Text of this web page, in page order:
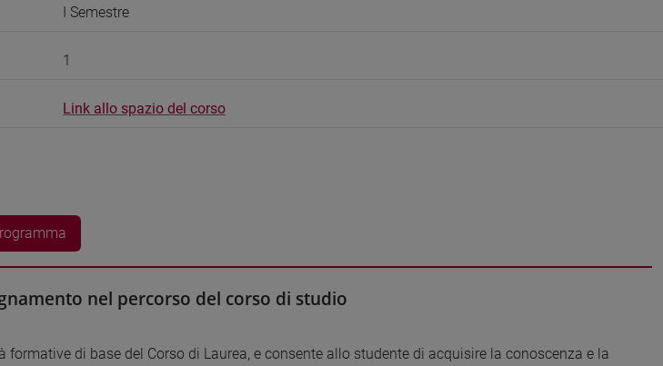
I Semestre
1
Link allo spazio del corso
nel percorso del corso di studio
formative di base del Corso di Laurea, e consente allo studente di acquisire la conoscenza e la